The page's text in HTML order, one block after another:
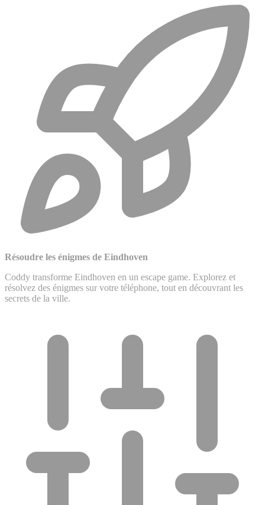
Résoudre les énigmes de Eindhoven
Coddy transforme Eindhoven en un escape game. Explorez et
résolvez des énigmes sur votre téléphone, tout en découvrant les
secrets de la ville.